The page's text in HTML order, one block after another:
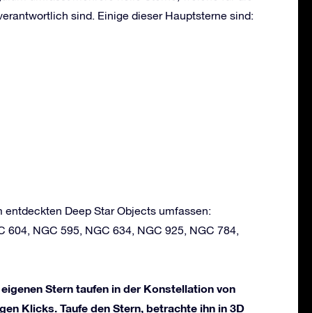
sind. Einige dieser Hauptsterne sind:
entdeckten Deep Star Objects umfassen:
604, NGC 595, NGC 634, NGC 925, NGC 784,
Stern taufen in der Konstellation von
Klicks. Taufe den Stern, betrachte ihn in 3D